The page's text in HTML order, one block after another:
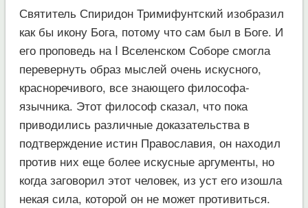
Святитель Спиридон Тримифунтский изобразил
как бы икону Бога, потому что сам был в Боге. И
его проповедь на I Вселенском Соборе смогла
перевернуть образ мыслей очень искусного,
красноречивого, все знающего философа-
язычника. Этот философ сказал, что пока
приводились различные доказательства в
подтверждение истин Православия, он находил
против них еще более искусные аргументы, но
когда заговорил этот человек, из уст его изошла
некая сила, которой он не может противиться.